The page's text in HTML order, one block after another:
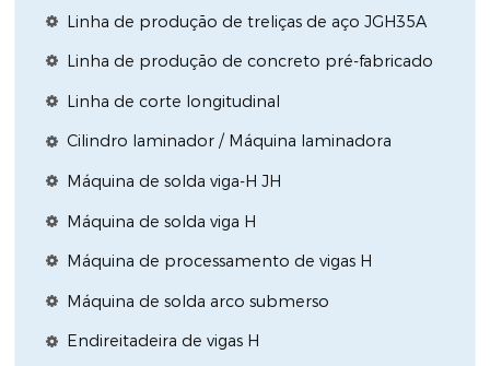
Linha de produção de treliças de aço JGH35A
Linha de produção de concreto pré-fabricado
Linha de corte longitudinal
Cilindro laminador / Máquina laminadora
Máquina de solda viga-H JH
Máquina de solda viga H
Máquina de processamento de vigas H
Máquina de solda arco submerso
Endireitadeira de vigas H